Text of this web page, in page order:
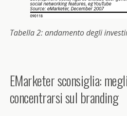
Tabella 2: andamento degli
EMarketer sconsiglia:
concentrarsi sul branding